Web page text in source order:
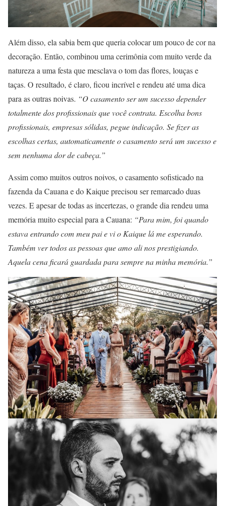
Além disso, ela sabia bem que queria colocar um pouco de cor na
decoração. Então, combinou uma cerimônia com muito verde da
natureza a uma festa que mesclava o tom das flores, louças e
taças. O resultado, é claro, ficou incrível e rendeu até uma dica
para as outras noivas. “O casamento ser um sucesso depender
totalmente dos profissionais que você contrata. Escolha bons
profissionais, empresas sólidas, pegue indicação. Se fizer as
escolhas certas, automaticamente o casamento será um sucesso e
sem nenhuma dor de cabeça.”
Assim como muitos outros noivos, o casamento sofisticado na
fazenda da Cauana e do Kaique precisou ser remarcado duas
vezes. E apesar de todas as incertezas, o grande dia rendeu uma
memória muito especial para a Cauana: “Para mim, foi quando
estava entrando com meu pai e vi o Kaique lá me esperando.
Também ver todos as pessoas que amo ali nos prestigiando.
Aquela cena ficará guardada para sempre na minha memória.”